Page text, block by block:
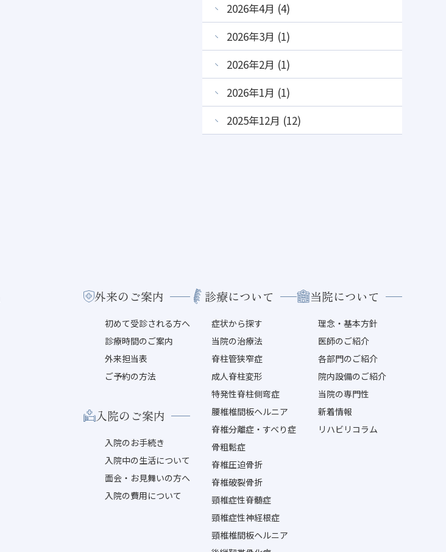
2026年4月 (4)
2026年3月 (1)
2026年2月 (1)
2026年1月 (1)
2025年12月 (12)
外来のご案内
初めて受診される方へ
診療時間のご案内
外来担当表
ご予約の方法
入院のご案内
入院のお手続き
入院中の生活について
面会・お見舞いの方へ
入院の費用について
診療について
症状から探す
当院の治療法
脊柱管狭窄症
成人脊柱変形
特発性脊柱側弯症
腰椎椎間板ヘルニア
脊椎分離症・すべり症
骨粗鬆症
脊椎圧迫骨折
脊椎破裂骨折
頸椎症性脊髄症
頸椎症性神経根症
頸椎椎間板ヘルニア
当院について
理念・基本方針
医師のご紹介
各部門のご紹介
院内設備のご紹介
当院の専門性
新着情報
リハビリコラム